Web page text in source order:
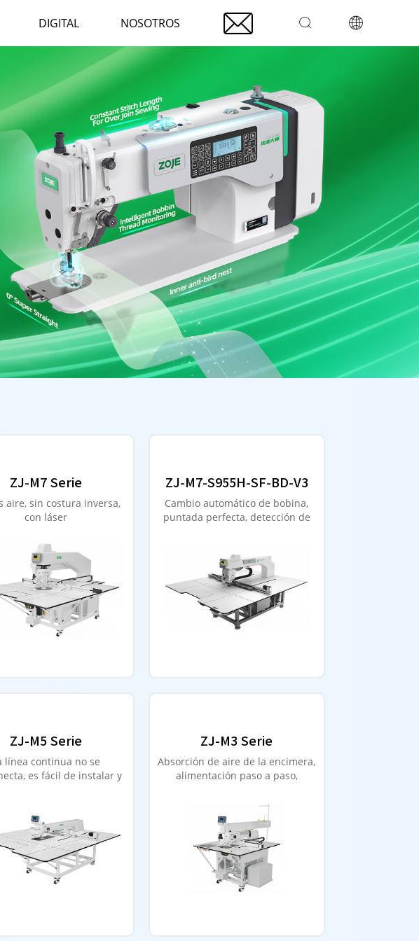
DIGITAL NOSOTROS   
ZJ-M7 Serie
aire, sin costura inversa,
con láser
ZJ-M7-S955H-SF-BD-V3
Cambio automático de bobina,
puntada perfecta, detección de
ZJ-M5 Serie
línea continua no se
es fácil de instalar y
ZJ-M3 Serie
Absorción de aire de la encimera,
alimentación paso a paso,